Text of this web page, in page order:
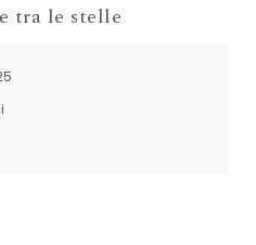
tra le stelle